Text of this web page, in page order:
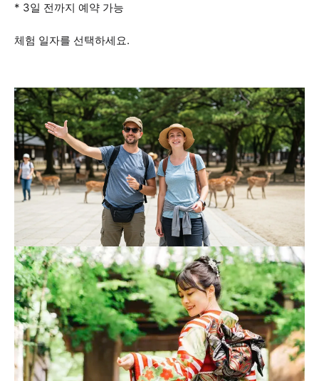
* 3일 전까지 예약 가능
체험 일자를 선택하세요.